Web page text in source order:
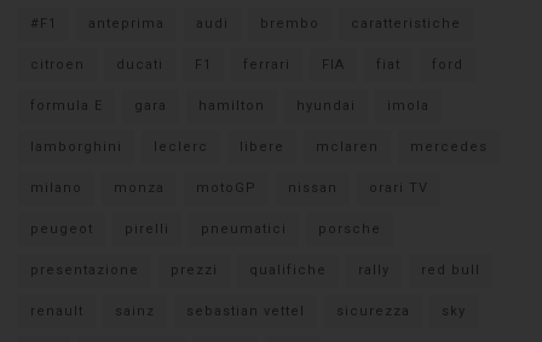
#F1 anteprima audi brembo caratteristiche
citroen ducati F1 ferrari FIA fiat ford
formula E gara hamilton hyundai imola
lamborghini leclerc libere mclaren mercedes
milano monza motoGP nissan orari TV
peugeot pirelli pneumatici porsche
presentazione prezzi qualifiche rally red bull
renault sainz sebastian vettel sicurezza sky